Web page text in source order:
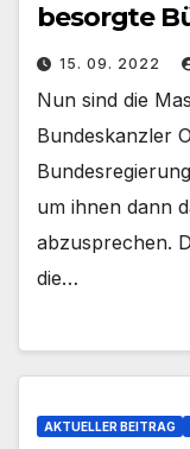
besorgte
15. 09. 2022
Nun sind die
Bundeskanzler
um ihnen dann
abzusprechen.
die…
AKTUELLER BEITRAG